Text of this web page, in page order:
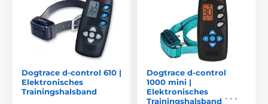
Dogtrace d-control 610 |
Elektronisches
Trainingshalsband
Dogtrace d-control
1000 mini |
Elektronisches
Trainingshalsband ```